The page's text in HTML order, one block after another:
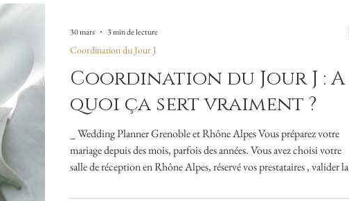
Coordination du Jour J : A
quoi ça sert vraiment ?
_ Wedding Planner Grenoble et Rhône Alpes Vous préparez votre
mariage depuis des mois, parfois des années. Vous avez choisi votre
salle de réception en Rhône Alpes, réservé vos prestataires , valider la
Coordination du Jour J
30 mars 3 min de lecture